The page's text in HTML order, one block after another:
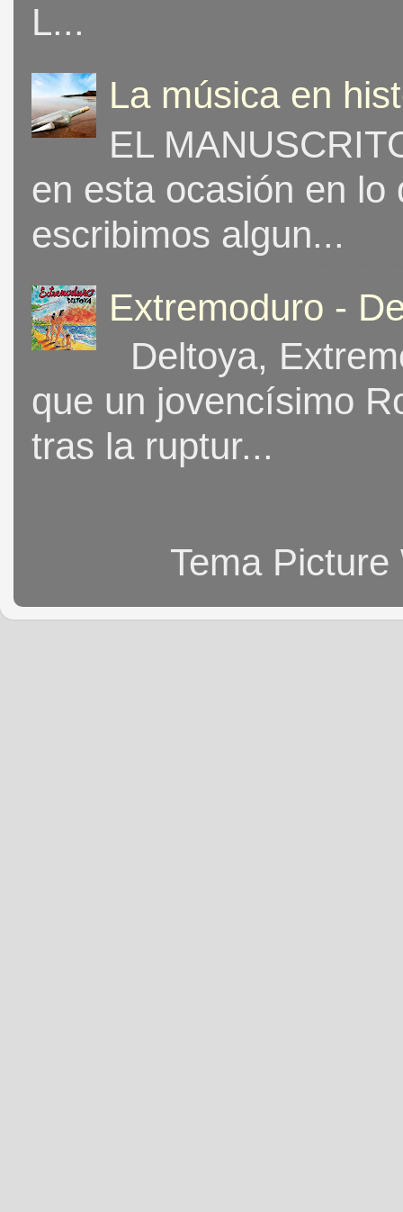
L...
La música en
EL
en esta ocasión en
escribimos algun...
Extremoduro -
Deltoya,
que un jovencísimo
tras la ruptur...
Tema